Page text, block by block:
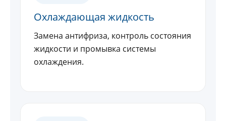
Охлаждающая жидкость
Замена антифриза, контроль состояния
жидкости и промывка системы
охлаждения.